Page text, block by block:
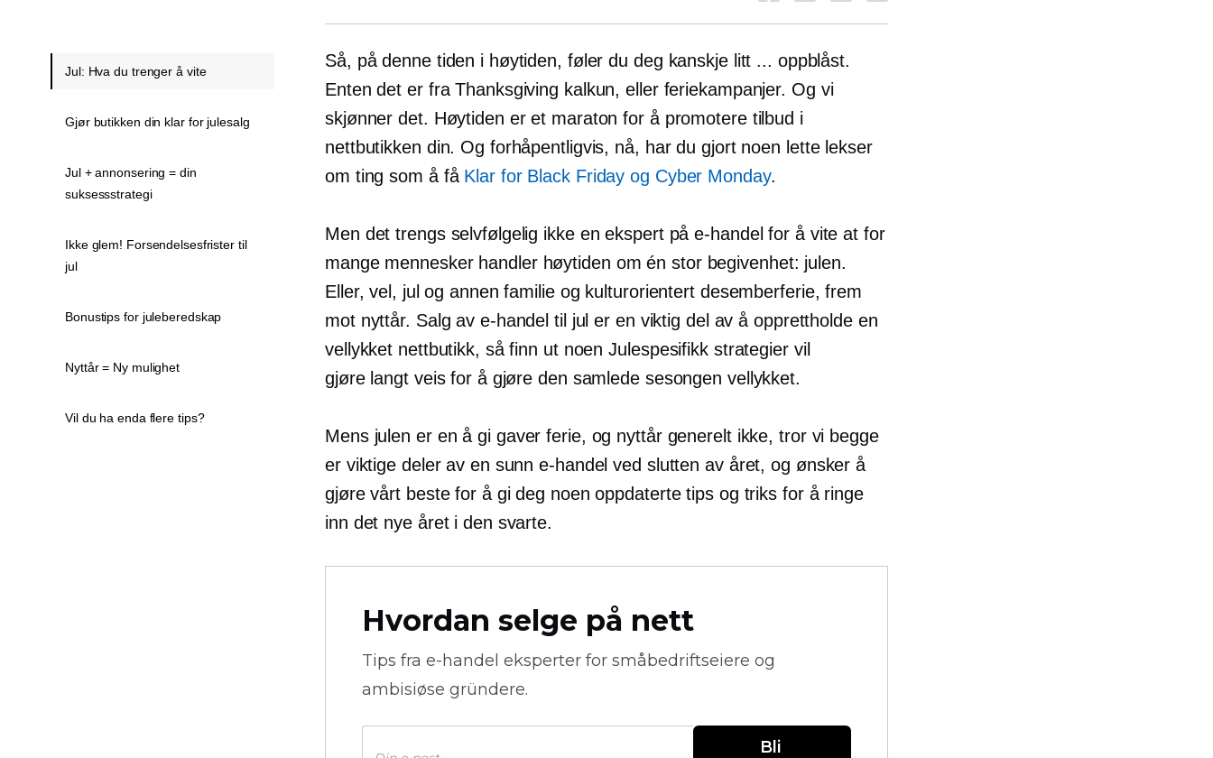
Så, på denne tiden i høytiden, føler du deg kanskje litt ... oppblåst.
Enten det er fra Thanksgiving kalkun, eller feriekampanjer. Og vi
skjønner det. Høytiden er et maraton for å promotere tilbud i
nettbutikken din. Og forhåpentligvis, nå, har du gjort noen lette lekser
om ting som å få Klar for Black Friday og Cyber ​​Monday.
Men det trengs selvfølgelig ikke en ekspert på e-handel for å vite at for
mange mennesker handler høytiden om én stor begivenhet: julen.
Eller, vel, jul og annen familie og kulturorientertdesemberferie, frem
mot nyttår. Salg av e-handel til jul er en viktig del av å opprettholde en
vellykket nettbutikk, så finn ut noenJulespesifikkstrategier vil
gjøre langt veis for å gjøre den samlede sesongen vellykket.
Mens julen er enå gi gaver ferie, og nyttår generelt ikke, tror vi begge
er viktige deler av en sunn e-handel ved slutten av året, og ønsker å
gjøre vårt beste for å gi deg noen oppdaterte tips og triks for å ringe
inn det nye året i den svarte.
Hvordan selge på nett
Tips fra e-handel eksperter for småbedriftseiere og
ambisiøse gründere.
Bli
Jul: Hva du trenger å vite
Gjør butikken din klar for julesalg
Jul + annonsering = din
suksessstrategi
Ikke glem! Forsendelsesfrister til
jul
Bonustips for juleberedskap
Nyttår = Ny mulighet
Vil du ha enda flere tips?